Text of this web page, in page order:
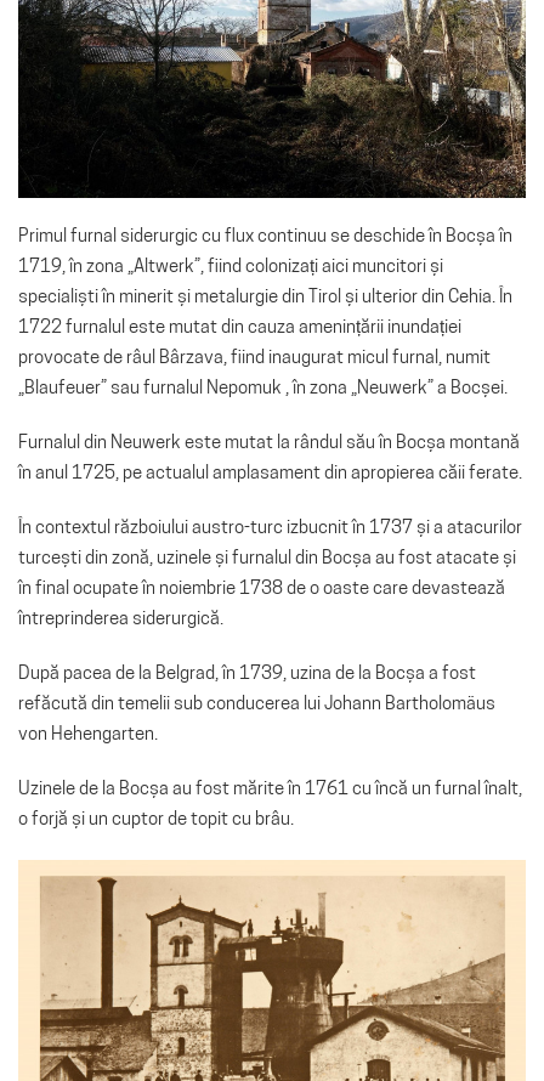
Primul furnal siderurgic cu flux continuu se deschide în Bocșa în
1719, în zona „Altwerk”, fiind colonizați aici muncitori și
specialiști în minerit și metalurgie din Tirol și ulterior din Cehia. În
1722 furnalul este mutat din cauza amenințării inundației
provocate de râul Bârzava, fiind inaugurat micul furnal, numit
„Blaufeuer” sau furnalul Nepomuk , în zona „Neuwerk” a Bocșei.
Furnalul din Neuwerk este mutat la rândul său în Bocșa montană
în anul 1725, pe actualul amplasament din apropierea căii ferate.
În contextul războiului austro-turc izbucnit în 1737 și a atacurilor
turcești din zonă, uzinele și furnalul din Bocșa au fost atacate și
în final ocupate în noiembrie 1738 de o oaste care devastează
întreprinderea siderurgică.
După pacea de la Belgrad, în 1739, uzina de la Bocșa a fost
refăcută din temelii sub conducerea lui Johann Bartholomäus
von Hehengarten.
Uzinele de la Bocșa au fost mărite în 1761 cu încă un furnal înalt,
o forjă și un cuptor de topit cu brâu.